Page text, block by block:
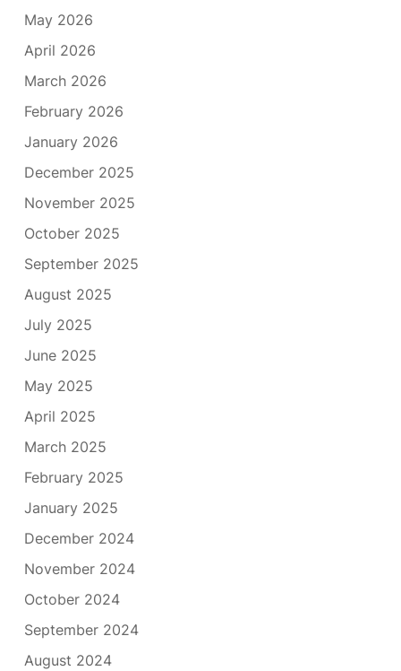
May 2026
April 2026
March 2026
February 2026
January 2026
December 2025
November 2025
October 2025
September 2025
August 2025
July 2025
June 2025
May 2025
April 2025
March 2025
February 2025
January 2025
December 2024
November 2024
October 2024
September 2024
August 2024